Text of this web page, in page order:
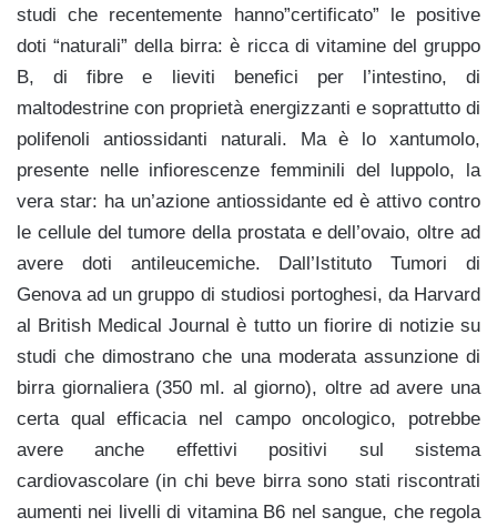
studi che recentemente hanno”certificato” le positive
doti “naturali” della birra: è ricca di vitamine del gruppo
B, di fibre e lieviti benefici per l’intestino, di
maltodestrine con proprietà energizzanti e soprattutto di
polifenoli antiossidanti naturali. Ma è lo xantumolo,
presente nelle infiorescenze femminili del luppolo, la
vera star: ha un’azione antiossidante ed è attivo contro
le cellule del tumore della prostata e dell’ovaio, oltre ad
avere doti antileucemiche. Dall’Istituto Tumori di
Genova ad un gruppo di studiosi portoghesi, da Harvard
al British Medical Journal è tutto un fiorire di notizie su
studi che dimostrano che una moderata assunzione di
birra giornaliera (350 ml. al giorno), oltre ad avere una
certa qual efficacia nel campo oncologico, potrebbe
avere anche effettivi positivi sul sistema
cardiovascolare (in chi beve birra sono stati riscontrati
aumenti nei livelli di vitamina B6 nel sangue, che regola